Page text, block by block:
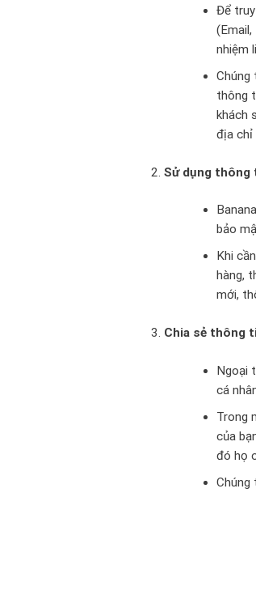
Để
nhiệm
Chúng
thông
khách
địa chỉ
Sử dụng thông
bảo
Khi
hàng,
mới,
Chia sẻ thông
Ngoại
cá
Trong
của
đó họ
Chúng